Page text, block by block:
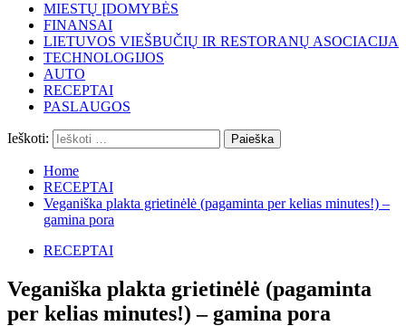
MIESTŲ ĮDOMYBĖS
FINANSAI
LIETUVOS VIEŠBUČIŲ IR RESTORANŲ ASOCIACIJA
TECHNOLOGIJOS
AUTO
RECEPTAI
PASLAUGOS
Ieškoti:
Home
RECEPTAI
Veganiška plakta grietinėlė (pagaminta per kelias minutes!) –
gamina pora
RECEPTAI
Veganiška plakta grietinėlė (pagaminta
per kelias minutes!) – gamina pora